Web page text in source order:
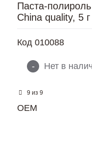
Паста-
China quality, 5
Код 010088
- Нет в
9 из 9
OEM